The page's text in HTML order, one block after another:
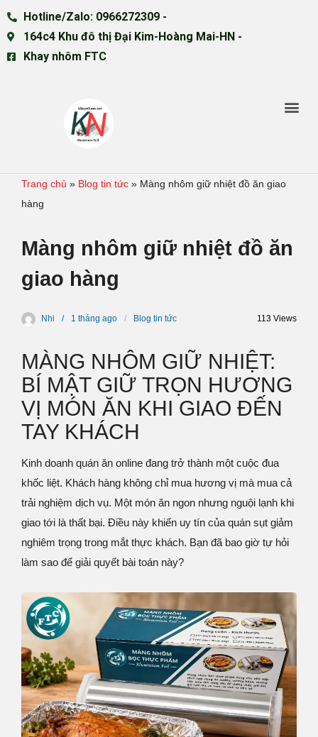
Hotline/Zalo: 0966272309 -
164c4 Khu đô thị Đại Kim-Hoàng Mai-HN -
Khay nhôm FTC
Trang chủ » Blog tin tức » Màng nhôm giữ nhiệt đồ ăn giao
hàng
Màng nhôm giữ nhiệt đồ ăn
giao hàng
Nhi 1 tháng ago Blog tin tức 113 Views
MÀNG NHÔM GIỮ NHIỆT:
BÍ MẬT GIỮ TRỌN HƯƠNG
VỊ MÓN ĂN KHI GIAO ĐẾN
TAY KHÁCH
Kinh doanh quán ăn online đang trở thành một cuộc đua
khốc liệt. Khách hàng không chỉ mua hương vị mà mua cả
trải nghiệm dịch vụ. Một món ăn ngon nhưng nguội lạnh khi
giao tới là thất bại. Điều này khiến uy tín của quán sụt giảm
nghiêm trọng trong mắt thực khách. Bạn đã bao giờ tự hỏi
làm sao để giải quyết bài toán này?